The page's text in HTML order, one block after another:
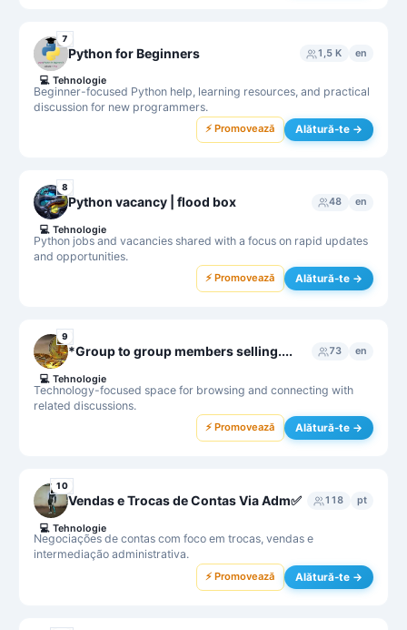
7
Python for Beginners 1,5 K en
Beginner-focused Python help, learning resources, and practical
discussion for new programmers.
💻 Tehnologie
⚡ Promovează Alătură-te →
8
Python vacancy | flood box 48 en
Python jobs and vacancies shared with a focus on rapid updates
and opportunities.
💻 Tehnologie
⚡ Promovează Alătură-te →
9
*Group to group members selling.... 73 en
Technology-focused space for browsing and connecting with
related discussions.
💻 Tehnologie
⚡ Promovează Alătură-te →
10
Vendas e Trocas de Contas Via Adm✅ 118 pt
Negociações de contas com foco em trocas, vendas e
intermediação administrativa.
💻 Tehnologie
⚡ Promovează Alătură-te →